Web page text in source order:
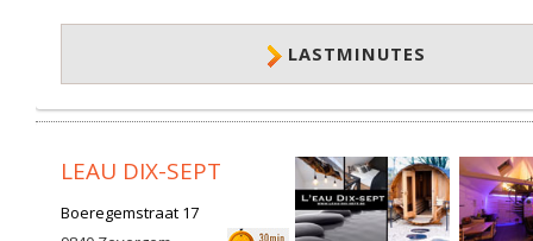
LASTMINUTES
LEAU DIX-SEPT
Boeregemstraat 17